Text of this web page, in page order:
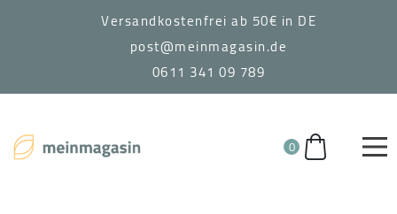
Versandkostenfrei ab 50€ in DE
post@meinmagasin.de
0611 341 09 789
0